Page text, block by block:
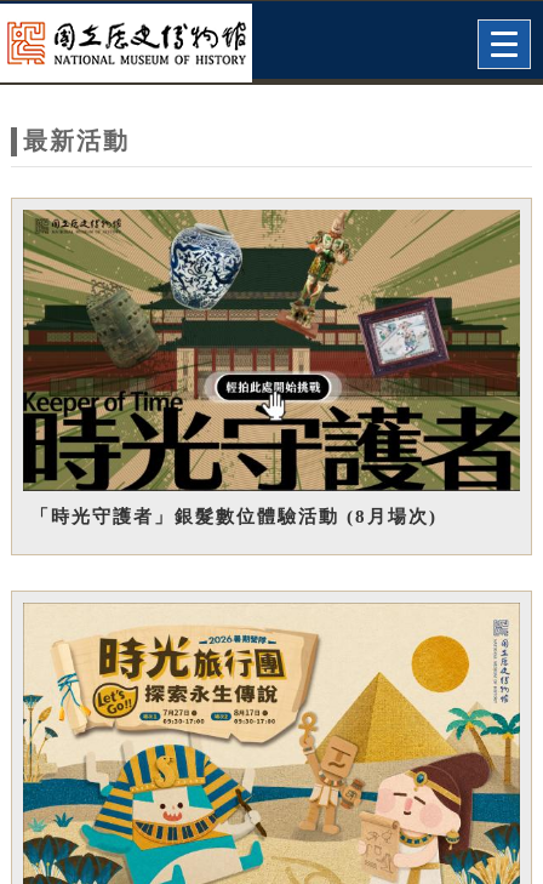
網
站
主
題
最新活動
「時光守護者」銀髮數位體驗活動 (8月場次)